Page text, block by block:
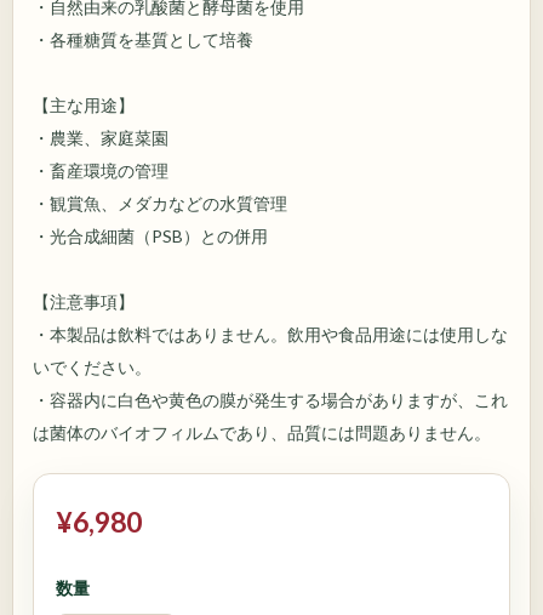
・自然由来の乳酸菌と酵母菌を使用
・各種糖質を基質として培養
【主な用途】
・農業、家庭菜園
・畜産環境の管理
・観賞魚、メダカなどの水質管理
・光合成細菌（PSB）との併用
【注意事項】
・本製品は飲料ではありません。飲用や食品用途には使用しな
いでください。
・容器内に白色や黄色の膜が発生する場合がありますが、これ
は菌体のバイオフィルムであり、品質には問題ありません。
¥6,980
数量